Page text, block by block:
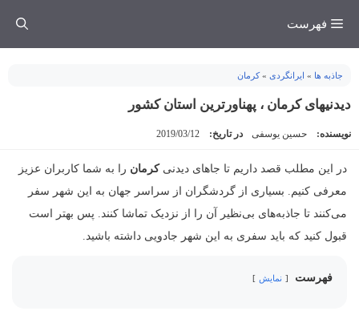
فهرست
جاذبه ها » ایرانگردی »کرمان
دیدنیهای کرمان ، پهناورترین استان کشور
نویسنده: حسین یوسفی در تاریخ: 2019/03/12
در این مطلب قصد داریم تا جاهای دیدنیکرمان را به شما کاربران عزیز
معرفی کنیم. بسیاری از گردشگران از سراسر جهان به این شهر سفر
می‌کنند تا جاذبه‌های بی‌نظیر آن را از نزدیک تماشا کنند. پس بهتر است
قبول کنید که باید سفری به این شهر جادویی داشته باشید.
فهرست نمایش